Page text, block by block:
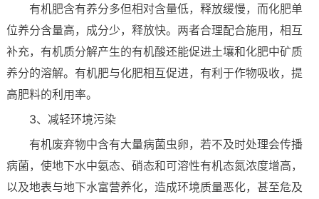
有机肥含有养分多但相对含量低，释放缓慢，而化肥单
位养分含量高，成分少，释放快。两者合理配合施用，相互
补充，有机质分解产生的有机酸还能促进土壤和化肥中矿质
养分的溶解。有机肥与化肥相互促进，有利于作物吸收，提
高肥料的利用率。
3、减轻环境污染
有机废弃物中含有大量病菌虫卵，若不及时处理会传播
病菌，使地下水中氨态、硝态和可溶性有机态氮浓度增高，
以及地表与地下水富营养化，造成环境质量恶化，甚至危及